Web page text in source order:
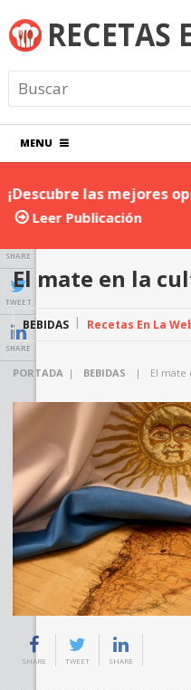
MENU
¡Descubre las mejores
para llevar al trabajo!
Leer Publicación
SHARE
TWEET
SHARE
El mate en la
BEBIDAS Recetas En La
PORTADA | BEBIDAS | El mate
SHARE TWEET SHARE